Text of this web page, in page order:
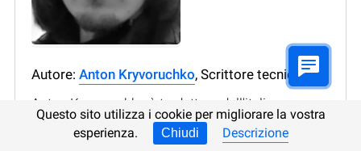
Autore: Anton Kryvoruchko, Scrittore tecnico
Anton Kryvoruchko è traduttore dall'italiano,
dall'inglese, dal francese e dal polacco. Ha molti
anni di esperienza e lavora con testi di vario
Questo sito utilizza i cookie per migliorare la vostra
esperienza.
Chiudi Descrizione